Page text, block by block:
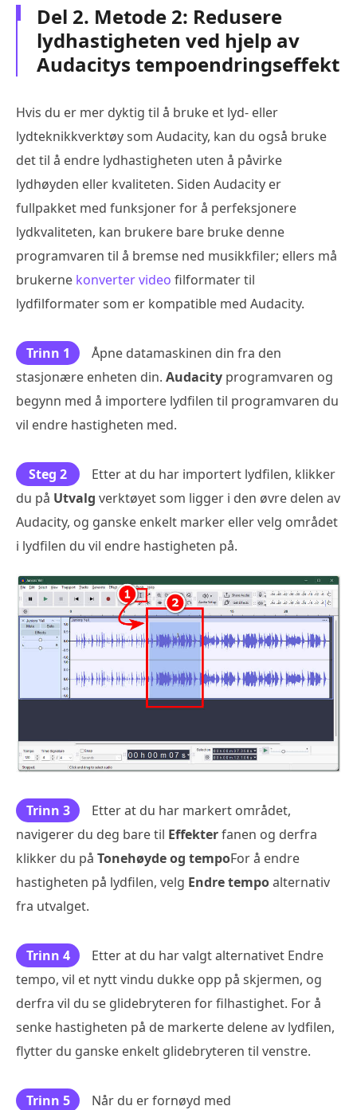
Del 2. Metode 2: Redusere
lydhastigheten ved hjelp av
Audacitys tempoendringseffekt
Hvis du er mer dyktig til å bruke et lyd- eller
lydteknikkverktøy som Audacity, kan du også bruke
det til å endre lydhastigheten uten å påvirke
lydhøyden eller kvaliteten. Siden Audacity er
fullpakket med funksjoner for å perfeksjonere
lydkvaliteten, kan brukere bare bruke denne
programvaren til å bremse ned musikkfiler; ellers må
brukerne konverter video filformater til
lydfilformater som er kompatible med Audacity.
Trinn 1
Åpne datamaskinen din fra den
stasjonære enheten din. Audacity programvaren og
begynn med å importere lydfilen til programvaren du
vil endre hastigheten med.
Steg 2
Etter at du har importert lydfilen, klikker
du på Utvalg verktøyet som ligger i den øvre delen av
Audacity, og ganske enkelt marker eller velg området
i lydfilen du vil endre hastigheten på.
Trinn 3
Etter at du har markert området,
navigerer du deg bare til Effekterfanen og derfra
klikker du på Tonehøyde og tempoFor å endre
hastigheten på lydfilen, velg Endre tempoalternativ
fra utvalget.
Trinn 4
Etter at du har valgt alternativet Endre
tempo, vil et nytt vindu dukke opp på skjermen, og
derfra vil du se glidebryteren for filhastighet. For å
senke hastigheten på de markerte delene av lydfilen,
flytter du ganske enkelt glidebryteren til venstre.
Trinn 5 Når du er fornøyd med